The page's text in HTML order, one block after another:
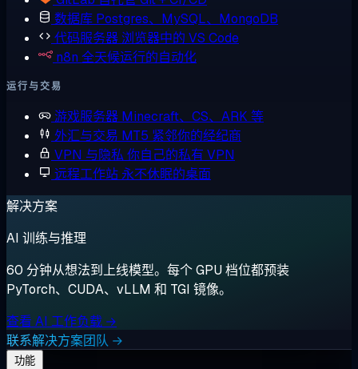
数据库 Postgres、MySQL、MongoDB
代码服务器 浏览器中的 VS Code
n8n 全天候运行的自动化
运行与交易
游戏服务器 Minecraft、CS、ARK 等
外汇与交易 MT5 紧邻你的经纪商
VPN 与隐私 你自己的私有 VPN
远程工作站 永不休眠的桌面
解决方案
AI 训练与推理
60 分钟从想法到上线模型。每个 GPU 档位都预装
PyTorch、CUDA、vLLM 和 TGI 镜像。
查看 AI 工作负载 →
联系解决方案团队 →